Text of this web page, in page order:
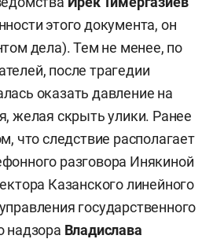
этого документа, он
дела). Тем не менее, по
после трагедии
оказать давление на
желая скрыть улики. Ранее
что следствие располагает
разговора Инякиной
Казанского линейного
государственного
надзора Владислава